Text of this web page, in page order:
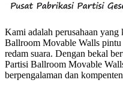
Kami adalah perusahaan
Ballroom Movable Walls
redam suara. Dengan bekal
Partisi Ballroom Movable
berpengalaman dan